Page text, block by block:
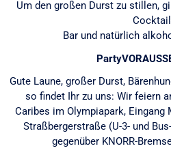
Um den großen Durst zu stillen,
Bar und natürlich
Gute Laune, großer Durst,
so findet Ihr zu uns: Wir feiern
Caribes im Olympiapark,
Straßbergerstraße (U-3- und
gegenüber KNORR-